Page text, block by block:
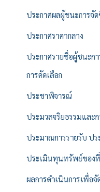
ประกาศผลผู้ชนะการจั
ประกาศราคากลาง
ประกาศรายชื่อผู้ชนะก
การคัดเลือก
ประชาพิจารณ์
ประมวลจริยธรรมและ
ประมาณการรายรับ ป
ประเมินทุนทรัพย์ของ
ผลการดำเนินการเพื่อจั